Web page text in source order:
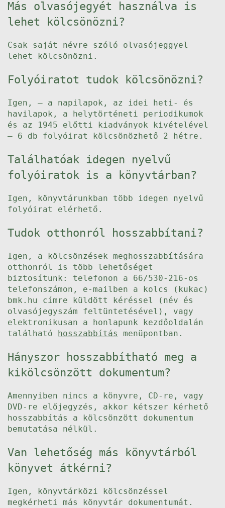
Más olvasójegyét használva is
lehet kölcsönözni?
Csak saját névre szóló olvasójeggyel
lehet kölcsönözni.
Folyóiratot tudok kölcsönözni?
Igen, – a napilapok, az idei heti- és
havilapok, a helytörténeti periodikumok
és az 1945 előtti kiadványok kivételével
– 6 db folyóirat kölcsönözhető 2 hétre.
Találhatóak idegen nyelvű
folyóiratok is a könyvtárban?
Igen, könyvtárunkban több idegen nyelvű
folyóirat elérhető.
Tudok otthonról hosszabbítani?
Igen, a kölcsönzések meghosszabbítására
otthonról is több lehetőséget
biztosítunk: telefonon a 66/530-216-os
telefonszámon, e-mailben a kolcs (kukac)
bmk.hu címre küldött kéréssel (név és
olvasójegyszám feltüntetésével), vagy
elektronikusan a honlapunk kezdőoldalán
található hosszabbítás menüpontban.
Hányszor hosszabbítható meg a
kikölcsönzött dokumentum?
Amennyiben nincs a könyvre, CD-re, vagy
DVD-re előjegyzés, akkor kétszer kérhető
hosszabbítás a kölcsönzött dokumentum
bemutatása nélkül.
Van lehetőség más könyvtárból
könyvet átkérni?
Igen, könyvtárközi kölcsönzéssel
megkérheti más könyvtár dokumentumát.